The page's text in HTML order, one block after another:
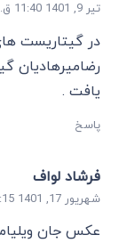
تیر 9, 1401 11:40 ق.ظ
در گیتاریست
رضامیرهادیان
یافت .
پاسخ
فرشاد لواف
شهریور 17, 1401 8:15 ب.ظ
عکس جان